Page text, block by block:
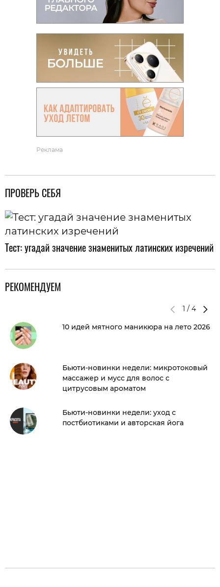
Реклама
ПРОВЕРЬ СЕБЯ
Тест: угадай значение знаменитых латинских изречений
РЕКОМЕНДУЕМ
1 / 4
10 идей мятного маникюра на лето 2026
Бьюти-новинки недели: микротоковый
массажер и мусс для волос с
цитрусовым ароматом
Бьюти-новинки недели: уход с
постбиотиками и авторская йога